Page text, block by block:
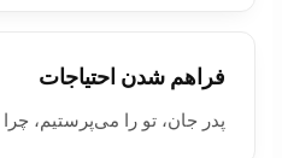
فراهم شدن احتياجات
پدر جان، تو را می‌پرستیم،